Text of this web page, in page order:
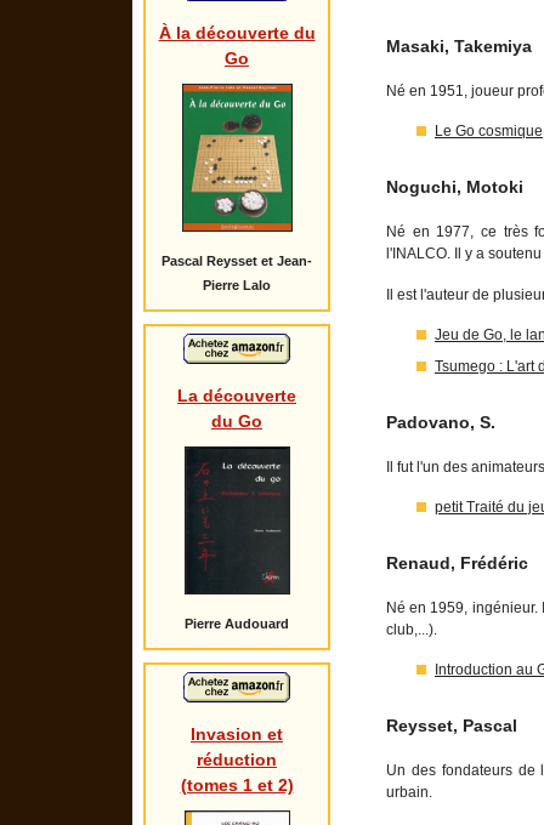
À la découverte du
Go
Pascal Reysset et Jean-
Pierre Lalo
La découverte
du Go
Pierre Audouard
Invasion et
réduction
(tomes 1 et 2)
Masaki, Takemiya
Né en 1951, joueur
Le Go cosmique
Noguchi, Motoki
Né en 1977, ce très
l'INALCO. Il y a
Il est l'auteur de
Jeu de Go, le
Tsumego : L'art
Padovano, S.
Il fut l'un des
petit Traité du
Renaud, Frédéric
Né en 1959, ingénieur.
club,...).
Introduction au
Reysset, Pascal
Un des fondateurs
urbain.